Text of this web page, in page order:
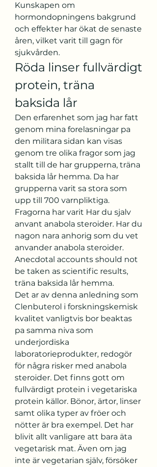
Kunskapen om
hormondopningens bakgrund
och effekter har ökat de senaste
åren, vilket varit till gagn för
sjukvården.
Röda linser fullvärdigt
protein, träna
baksida lår
Den erfarenhet som jag har fatt
genom mina forelasningar pa
den militara sidan kan visas
genom tre olika fragor som jag
stallt till de har grupperna, träna
baksida lår hemma. Da har
grupperna varit sa stora som
upp till 700 varnpliktiga.
Fragorna har varit Har du sjalv
anvant anabola steroider. Har du
nagon nara anhorig som du vet
anvander anabola steroider.
Anecdotal accounts should not
be taken as scientific results,
träna baksida lår hemma.
Det ar av denna anledning som
Clenbuterol i forskningskemisk
kvalitet vanligtvis bor beaktas
pa samma niva som
underjordiska
laboratorieprodukter, redogör
för några risker med anabola
steroider. Det finns gott om
fullvärdigt protein i vegetariska
protein källor. Bönor, ärtor, linser
samt olika typer av fröer och
nötter är bra exempel. Det har
blivit allt vanligare att bara äta
vegetarisk mat. Även om jag
inte är vegetarian själv, försöker